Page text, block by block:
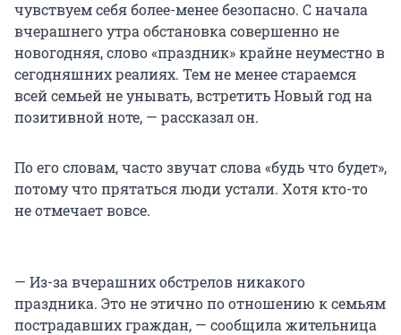
чувствуем себя более-менее безопасно. С начала
вчерашнего утра обстановка совершенно не
новогодняя, слово «праздник» крайне неуместно в
сегодняшних реалиях. Тем не менее стараемся
всей семьей не унывать, встретить Новый год на
позитивной ноте, — рассказал он.
По его словам, часто звучат слова «будь что будет»,
потому что прятаться люди устали. Хотя кто-то
не отмечает вовсе.
— Из-за вчерашних обстрелов никакого
праздника. Это не этично по отношению к семьям
пострадавших граждан, — сообщила жительница